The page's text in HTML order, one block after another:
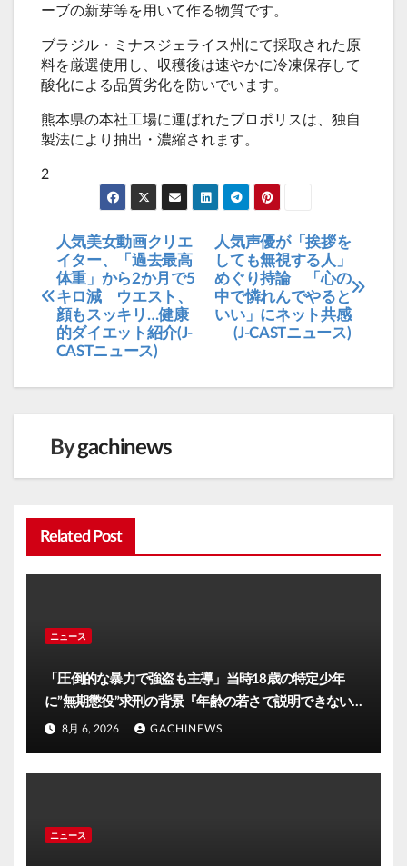
ーブの新芽等を用いて作る物質です。
ブラジル・ミナスジェライス州にて採取された原
料を厳選使用し、収穫後は速やかに冷凍保存して
酸化による品質劣化を防いでいます。
熊本県の本社工場に運ばれたプロポリスは、独自
製法により抽出・濃縮されます。
2
投
稿
ナ
ビ
ゲ
ー
ョ
人気声優が「挨拶を
しても無視する人」
めぐり持論 「心の
中で憐れんでやると
いい」にネット共感
(J-CASTニュース)
人気美女動画クリエ
イター、「過去最高
体重」から2か月で5
キロ減 ウエスト、
顔もスッキリ…健康
的ダイエット紹介(J-
CASTニュース)
Bygachinews
Related Post
ニュース
「圧倒的な暴力で強盗も主導」当時18歳の特定少年
に”無期懲役”求刑の背景『年齢の若さで説明できない
ほど悪質だと検察が判断』＜元裁判官が解説＞全国的
8月 6, 2026 GACHINEWS
ニュース